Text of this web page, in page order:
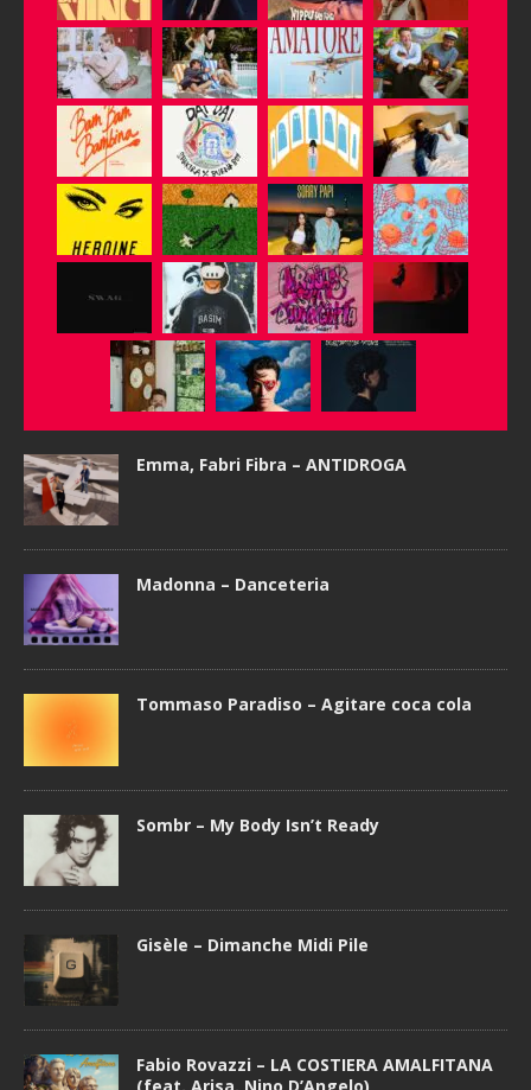
Emma, Fabri Fibra – ANTIDROGA
Madonna – Danceteria
Tommaso Paradiso – Agitare coca cola
Sombr – My Body Isn’t Ready
Gisèle – Dimanche Midi Pile
Fabio Rovazzi – LA COSTIERA AMALFITANA